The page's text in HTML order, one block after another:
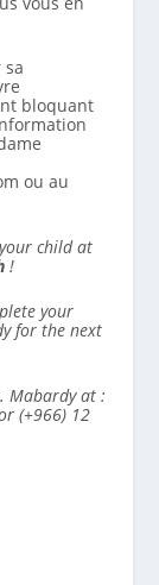
bloquant
ou au
child at
!
your
for the next
Mabardy at :
(+966) 12